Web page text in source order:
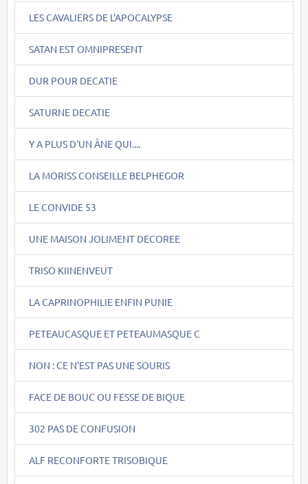
LES CAVALIERS DE L'APOCALYPSE
SATAN EST OMNIPRESENT
DUR POUR DECATIE
SATURNE DECATIE
Y A PLUS D'UN ÂNE QUI....
LA MORISS CONSEILLE BELPHEGOR
LE CONVIDE 53
UNE MAISON JOLIMENT DECOREE
TRISO KIINENVEUT
LA CAPRINOPHILIE ENFIN PUNIE
PETEAUCASQUE ET PETEAUMASQUE C
NON : CE N'EST PAS UNE SOURIS
FACE DE BOUC OU FESSE DE BIQUE
302 PAS DE CONFUSION
ALF RECONFORTE TRISOBIQUE